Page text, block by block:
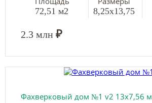
72,51 м2 8,25х13,75
2.3 млн ₽
Фахверковый дом №1 v2 13х7,56 м